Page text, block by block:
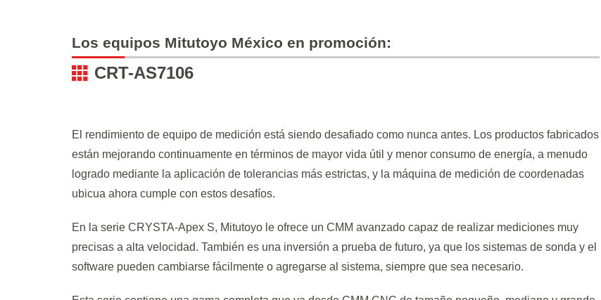
Los equipos Mitutoyo México en promoción:
CRT-AS7106
El rendimiento de equipo de medición está siendo desafiado como nunca antes. Los productos fabricados
están mejorando continuamente en términos de mayor vida útil y menor consumo de energía, a menudo
logrado mediante la aplicación de tolerancias más estrictas, y la máquina de medición de coordenadas
ubicua ahora cumple con estos desafíos.
En la serie CRYSTA-Apex S, Mitutoyo le ofrece un CMM avanzado capaz de realizar mediciones muy
precisas a alta velocidad. También es una inversión a prueba de futuro, ya que los sistemas de sonda y el
software pueden cambiarse fácilmente o agregarse al sistema, siempre que sea necesario.